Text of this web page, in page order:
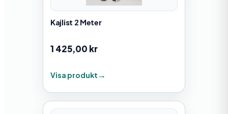
Kajlist 2 Meter
1 425,00 kr
Visa produkt